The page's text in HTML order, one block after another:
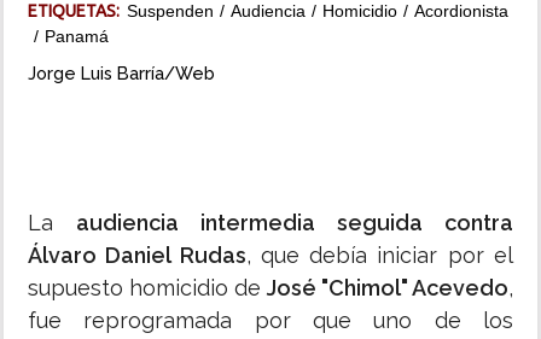
ETIQUETAS: Suspenden Audiencia Homicidio
Acordionista
Panamá
Jorge Luis Barría/Web
La audiencia intermedia seguida contra
Álvaro Daniel Rudas, que debía iniciar por el
supuesto homicidio de José "Chimol" Acevedo,
fue reprogramada por que uno de los